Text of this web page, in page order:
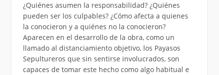
¿Quiénes asumen la responsabilidad? ¿Quiénes
pueden ser los culpables? ¿Cómo afecta a quienes
la conocieron y a quiénes no la conocieron?
Aparecen en el desarrollo de la obra, como un
llamado al distanciamiento objetivo, los Payasos
Sepultureros que sin sentirse involucrados, son
capaces de tomar este hecho como algo habitual e